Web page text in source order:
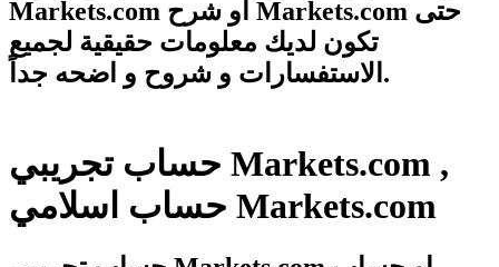
Markets.com او شرح Markets.com حتى
تكون لديك معلومات حقيقية لجميع
الاستفسارات و شروح و اضحه جداً.
حساب تجريبي Markets.com ,
حساب اسلامي Markets.com